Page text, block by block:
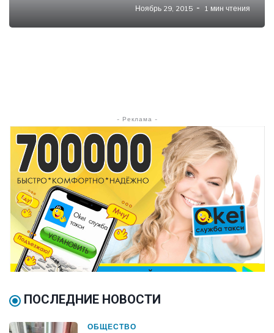
Ноябрь 29, 2015 1 мин чтения
- Реклама -
ПОСЛЕДНИЕ НОВОСТИ
ОБЩЕСТВО